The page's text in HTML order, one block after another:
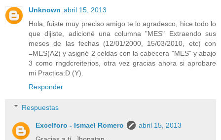
Unknown abril 15, 2013
Hola, fuiste muy preciso amigo te lo agradesco, hice todo lo
que dijiste, adicioné una columna "MES" Extraendo sus
meses de las fechas (12/01/2000, 15/03/2010, etc) con
=MES(A2) y asigné 2 celdas con la cabecera "MES" y abajo
3 como rngdcreiterios, otra vez gracias ahora si aprobare
mi Practica:D (Y).
Responder
Respuestas
Excelforo - Ismael Romero
abril 15, 2013